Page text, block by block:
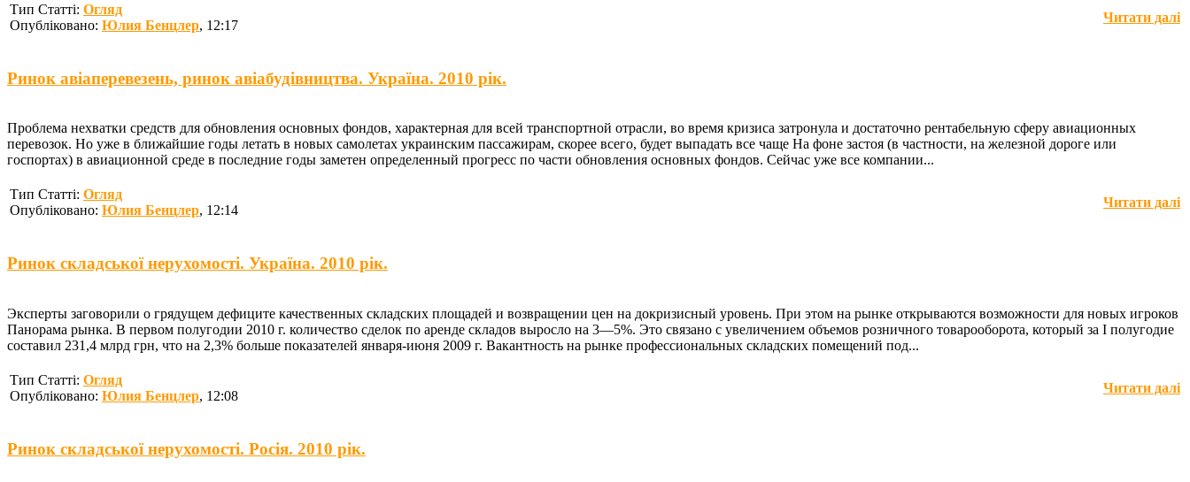
Тип Статті: Огляд
Опубліковано: Юлия Бенцлер, 12:17
Читати далі
Ринок авіаперевезень, ринок авіабудівництва. Україна. 2010 рік.
Проблема нехватки средств для обновления основных фондов, характерная для всей транспортной отрасли, во время кризиса затронула и достаточно рентабельную сферу авиационных
перевозок. Но уже в ближайшие годы летать в новых самолетах украинским пассажирам, скорее всего, будет выпадать все чаще На фоне застоя (в частности, на железной дороге или
госпортах) в авиационной среде в последние годы заметен определенный прогресс по части обновления основных фондов. Сейчас уже все компании...
Тип Статті: Огляд
Опубліковано: Юлия Бенцлер, 12:14
Читати далі
Ринок складської нерухомості. Україна. 2010 рік.
Эксперты заговорили о грядущем дефиците качественных складских площадей и возвращении цен на докризисный уровень. При этом на рынке открываются возможности для новых игроков
Панорама рынка. В первом полугодии 2010 г. количество сделок по аренде складов выросло на 3—5%. Это связано с увеличением объемов розничного товарооборота, который за I полугодие
составил 231,4 млрд грн, что на 2,3% больше показателей января-июня 2009 г. Вакантность на рынке профессиональных складских помещений под...
Тип Статті: Огляд
Опубліковано: Юлия Бенцлер, 12:08
Читати далі
Ринок складської нерухомості. Росія. 2010 рік.